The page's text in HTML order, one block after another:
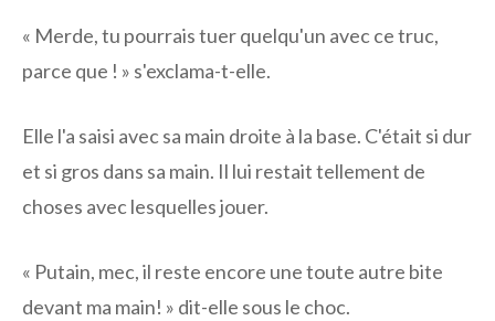
« Merde, tu pourrais tuer quelqu'un avec ce truc,
parce que ! » s'exclama-t-elle.
Elle l'a saisi avec sa main droite à la base. C'était si dur
et si gros dans sa main. Il lui restait tellement de
choses avec lesquelles jouer.
« Putain, mec, il reste encore une toute autre bite
devant ma main! » dit-elle sous le choc.